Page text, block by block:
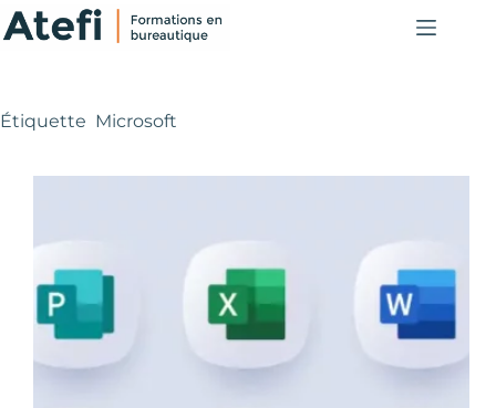
Passer
au
Étiquette Microsoft